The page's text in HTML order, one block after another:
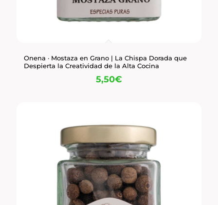
Onena · Mostaza en Grano | La Chispa Dorada que
Despierta la Creatividad de la Alta Cocina
5,50€